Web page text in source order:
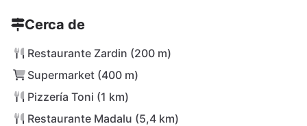
Cerca de
Restaurante Zardin (200 m)
Supermarket (400 m)
Pizzería Toni (1 km)
Restaurante Madalu (5,4 km)